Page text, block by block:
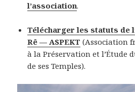
l’association.
Télécharger les statuts de
Rê — ASPEKT (Association
à la Préservation et l’Étude
de ses Temples).